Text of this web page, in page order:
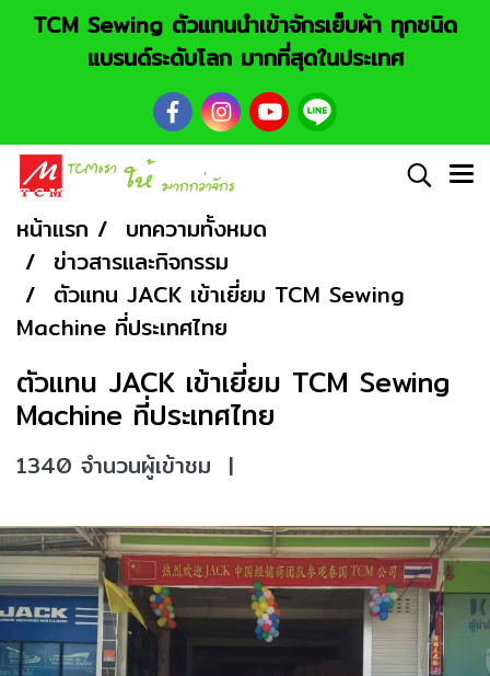
TCM Sewing ตัวแทนนำเข้าจักรเย็บผ้า ทุกชนิด
แบรนด์ระดับโลก มากที่สุดในประเทศ
หน้าแรก
บทความทั้งหมด
ข่าวสารและกิจกรรม
ตัวแทน JACK เข้าเยี่ยม TCM Sewing
Machine ที่ประเทศไทย
ตัวแทน JACK เข้าเยี่ยม TCM Sewing
Machine ที่ประเทศไทย
1340 จำนวนผู้เข้าชม |